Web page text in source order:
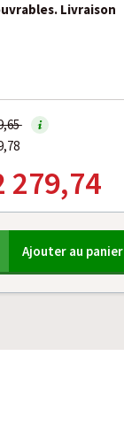
Livraison
279,74
Ajouter au panier